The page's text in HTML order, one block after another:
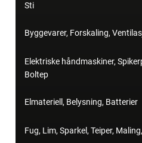
Sti
Byggevarer, Forskaling,
Elektriske håndmaskiner,
Boltep
Elmateriell, Belysning, Batterier
Fug, Lim, Sparkel, Teiper,